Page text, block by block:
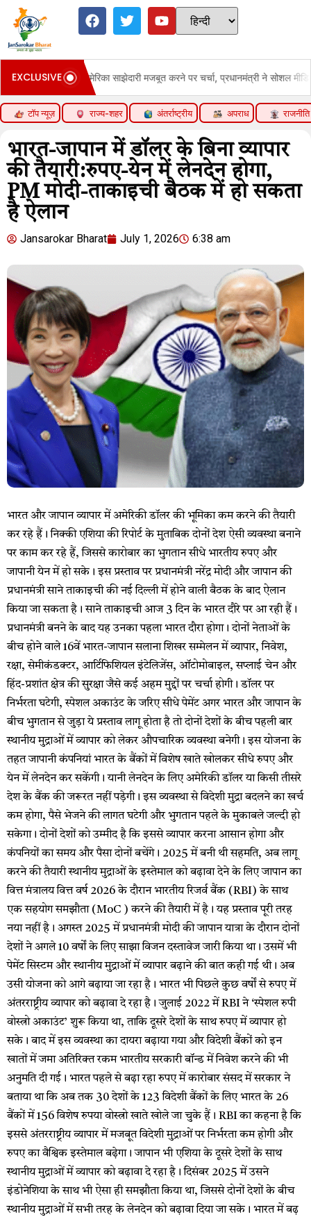
EXCLUSIVE
अमेरिका साझेदारी मजबूत करने पर चर्चा, प्रधानमंत्री ने सोशल मीडिया पर जानकारी दी
टॉप न्यूज़ राज्य-शहर अंतर्राष्ट्रीय अपराध राजनीति
भारत-जापान में डॉलर के बिना व्यापार
की तैयारी:रुपए-येन में लेनदेन होगा,
PM मोदी-ताकाइची बैठक में हो सकता
है ऐलान
Jansarokar Bharat July 1, 2026 6:38 am
भारत और जापान व्यापार में अमेरिकी डॉलर की भूमिका कम करने की तैयारी
कर रहे हैं। निक्की एशिया की रिपोर्ट के मुताबिक दोनों देश ऐसी व्यवस्था बनाने
पर काम कर रहे हैं, जिससे कारोबार का भुगतान सीधे भारतीय रुपए और
जापानी येन में हो सके। इस प्रस्ताव पर प्रधानमंत्री नरेंद्र मोदी और जापान की
प्रधानमंत्री साने ताकाइची की नई दिल्ली में होने वाली बैठक के बाद ऐलान
किया जा सकता है। साने ताकाइची आज 3 दिन के भारत दौरे पर आ रही हैं।
प्रधानमंत्री बनने के बाद यह उनका पहला भारत दौरा होगा। दोनों नेताओं के
बीच होने वाले 16वें भारत-जापान सलाना शिखर सम्मेलन में व्यापार, निवेश,
रक्षा, सेमीकंडक्टर, आर्टिफिशियल इंटेलिजेंस, ऑटोमोबाइल, सप्लाई चेन और
हिंद-प्रशांत क्षेत्र की सुरक्षा जैसे कई अहम मुद्दों पर चर्चा होगी। डॉलर पर
निर्भरता घटेगी, स्पेशल अकाउंट के जरिए सीधे पेमेंट अगर भारत और जापान के
बीच भुगतान से जुड़ा ये प्रस्ताव लागू होता है तो दोनों देशों के बीच पहली बार
स्थानीय मुद्राओं में व्यापार को लेकर औपचारिक व्यवस्था बनेगी। इस योजना के
तहत जापानी कंपनियां भारत के बैंकों में विशेष खाते खोलकर सीधे रुपए और
येन में लेनदेन कर सकेंगी। यानी लेनदेन के लिए अमेरिकी डॉलर या किसी तीसरे
देश के बैंक की जरूरत नहीं पड़ेगी। इस व्यवस्था से विदेशी मुद्रा बदलने का खर्च
कम होगा, पैसे भेजने की लागत घटेगी और भुगतान पहले के मुकाबले जल्दी हो
सकेगा। दोनों देशों को उम्मीद है कि इससे व्यापार करना आसान होगा और
कंपनियों का समय और पैसा दोनों बचेंगे। 2025 में बनी थी सहमति, अब लागू
करने की तैयारी स्थानीय मुद्राओं के इस्तेमाल को बढ़ावा देने के लिए जापान का
वित्त मंत्रालय वित्त वर्ष 2026 के दौरान भारतीय रिजर्व बैंक (RBI) के साथ
एक सहयोग समझौता (MoC ) करने की तैयारी में है। यह प्रस्ताव पूरी तरह
नया नहीं है। अगस्त 2025 में प्रधानमंत्री मोदी की जापान यात्रा के दौरान दोनों
देशों ने अगले 10 वर्षों के लिए साझा विजन दस्तावेज जारी किया था। उसमें भी
पेमेंट सिस्टम और स्थानीय मुद्राओं में व्यापार बढ़ाने की बात कही गई थी। अब
उसी योजना को आगे बढ़ाया जा रहा है। भारत भी पिछले कुछ वर्षों से रुपए में
अंतरराष्ट्रीय व्यापार को बढ़ावा दे रहा है। जुलाई 2022 में RBI ने ‘स्पेशल रुपी
वोस्त्रो अकाउंट’ शुरू किया था, ताकि दूसरे देशों के साथ रुपए में व्यापार हो
सके। बाद में इस व्यवस्था का दायरा बढ़ाया गया और विदेशी बैंकों को इन
खातों में जमा अतिरिक्त रकम भारतीय सरकारी बॉन्ड में निवेश करने की भी
अनुमति दी गई। भारत पहले से बढ़ा रहा रुपए में कारोबार संसद में सरकार ने
बताया था कि अब तक 30 देशों के 123 विदेशी बैंकों के लिए भारत के 26
बैंकों में 156 विशेष रुपया वोस्त्रो खाते खोले जा चुके हैं। RBI का कहना है कि
इससे अंतरराष्ट्रीय व्यापार में मजबूत विदेशी मुद्राओं पर निर्भरता कम होगी और
रुपए का वैश्विक इस्तेमाल बढ़ेगा। जापान भी एशिया के दूसरे देशों के साथ
स्थानीय मुद्राओं में व्यापार को बढ़ावा दे रहा है। दिसंबर 2025 में उसने
इंडोनेशिया के साथ भी ऐसा ही समझौता किया था, जिससे दोनों देशों के बीच
स्थानीय मुद्राओं में सभी तरह के लेनदेन को बढ़ावा दिया जा सके। भारत में बढ़